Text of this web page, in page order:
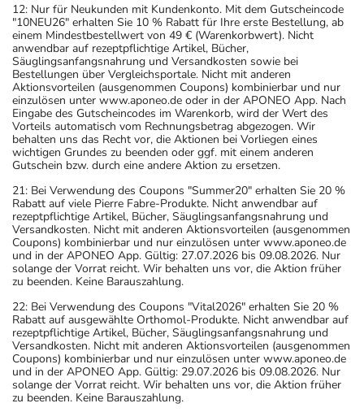
12: Nur für Neukunden mit Kundenkonto. Mit dem Gutscheincode
"10NEU26" erhalten Sie 10 % Rabatt für Ihre erste Bestellung, ab
einem Mindestbestellwert von 49 € (Warenkorbwert). Nicht
anwendbar auf rezeptpflichtige Artikel, Bücher,
Säuglingsanfangsnahrung und Versandkosten sowie bei
Bestellungen über Vergleichsportale. Nicht mit anderen
Aktionsvorteilen (ausgenommen Coupons) kombinierbar und nur
einzulösen unter www.aponeo.de oder in der APONEO App. Nach
Eingabe des Gutscheincodes im Warenkorb, wird der Wert des
Vorteils automatisch vom Rechnungsbetrag abgezogen. Wir
behalten uns das Recht vor, die Aktionen bei Vorliegen eines
wichtigen Grundes zu beenden oder ggf. mit einem anderen
Gutschein bzw. durch eine andere Aktion zu ersetzen.
21: Bei Verwendung des Coupons "Summer20" erhalten Sie 20 %
Rabatt auf viele Pierre Fabre-Produkte. Nicht anwendbar auf
rezeptpflichtige Artikel, Bücher, Säuglingsanfangsnahrung und
Versandkosten. Nicht mit anderen Aktionsvorteilen (ausgenommen
Coupons) kombinierbar und nur einzulösen unter www.aponeo.de
und in der APONEO App. Gültig: 27.07.2026 bis 09.08.2026. Nur
solange der Vorrat reicht. Wir behalten uns vor, die Aktion früher
zu beenden. Keine Barauszahlung.
22: Bei Verwendung des Coupons "Vital2026" erhalten Sie 20 %
Rabatt auf ausgewählte Orthomol-Produkte. Nicht anwendbar auf
rezeptpflichtige Artikel, Bücher, Säuglingsanfangsnahrung und
Versandkosten. Nicht mit anderen Aktionsvorteilen (ausgenommen
Coupons) kombinierbar und nur einzulösen unter www.aponeo.de
und in der APONEO App. Gültig: 29.07.2026 bis 09.08.2026. Nur
solange der Vorrat reicht. Wir behalten uns vor, die Aktion früher
zu beenden. Keine Barauszahlung.